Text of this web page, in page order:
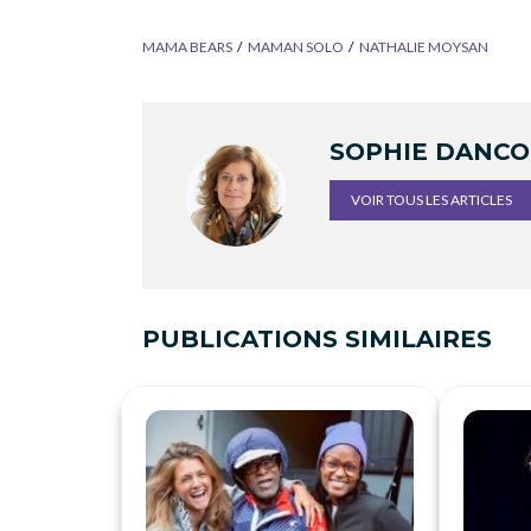
MAMA BEARS MAMAN SOLO NATHALIE MOYSAN
SOPHIE
VOIR TOUS LES ARTICLES
PUBLICATIONS SIMILAIRES